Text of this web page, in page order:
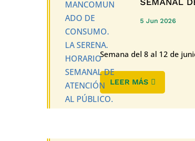
5 Jun 2026
Semana del 8 al 12 de
LEER MÁS